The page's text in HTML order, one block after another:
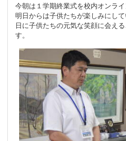
今朝は１学期終業式を校内オンライ
明日からは子供たちが楽しみにし
日に子供たちの元気な笑顔に会え
す。